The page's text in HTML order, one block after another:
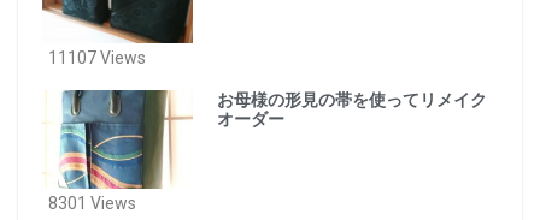
11107 Views
お母様の形見の帯を使ってリメイク
オーダー
8301 Views